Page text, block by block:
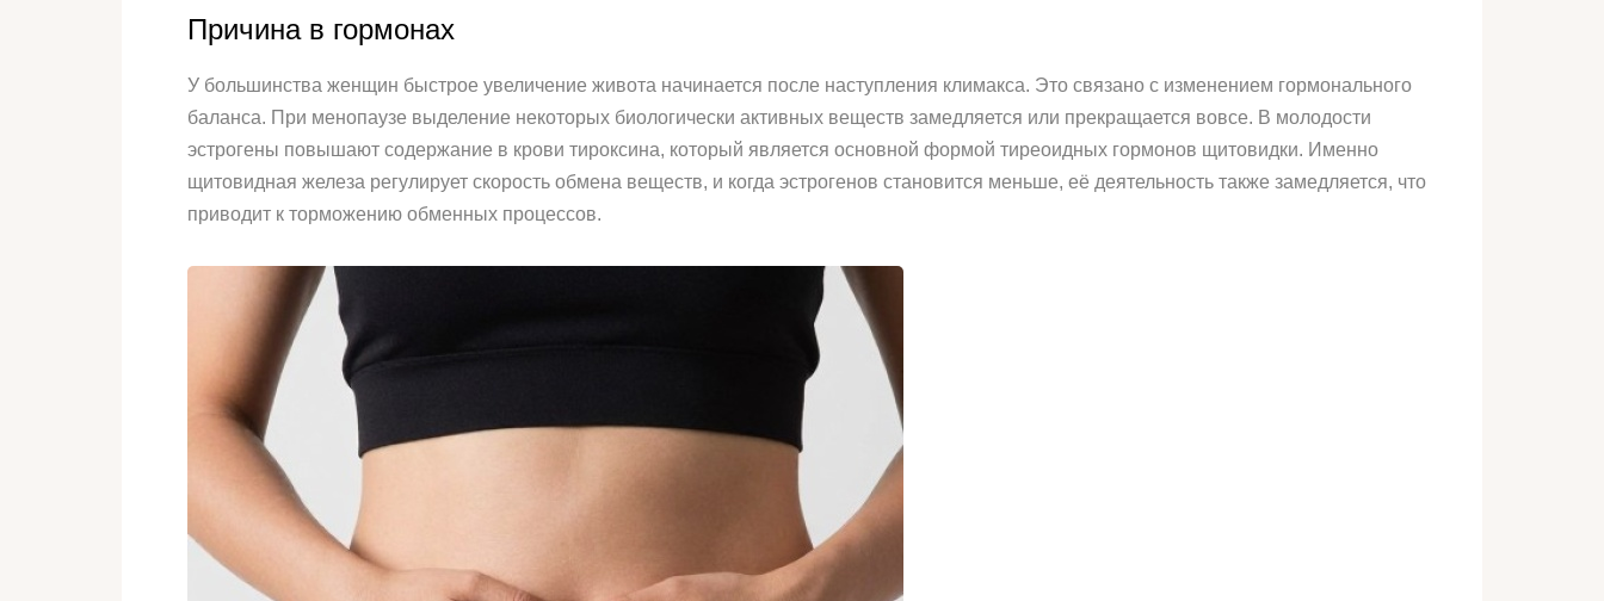
Причина в гормонах
У большинства женщин быстрое увеличение живота начинается после наступления климакса. Это связано с изменением гормонального
баланса. При менопаузе выделение некоторых биологически активных веществ замедляется или прекращается вовсе. В молодости
эстрогены повышают содержание в крови тироксина, который является основной формой тиреоидных гормонов щитовидки. Именно
щитовидная железа регулирует скорость обмена веществ, и когда эстрогенов становится меньше, её деятельность также замедляется, что
приводит к торможению обменных процессов.